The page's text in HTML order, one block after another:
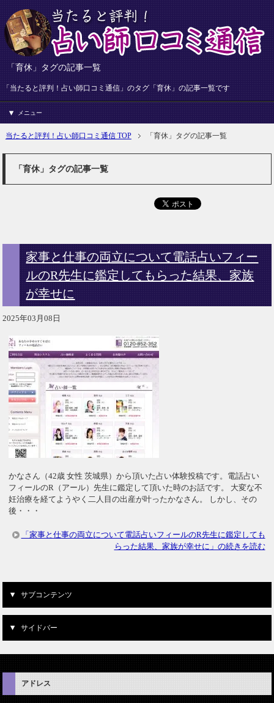
「育休」タグの記事一覧
「当たると評判！占い師口コミ通信」のタグ「育休」の記事一覧です
メニュー
当たると評判！占い師口コミ通信 TOP 「育休」タグの記事一覧
「育休」タグの記事一覧
家事と仕事の両立について電話占いフィー
ルのR先生に鑑定してもらった結果、家族
が幸せに
2025年03月08日
かなさん（42歳 女性 茨城県）から頂いた占い体験投稿です。電話占い
フィールのR（アール）先生に鑑定して頂いた時のお話です。 大変な不
妊治療を経てようやく二人目の出産が叶ったかなさん。 しかし、その
後・・・
「家事と仕事の両立について電話占いフィールのR先生に鑑定しても
らった結果、家族が幸せに」の続きを読む
サブコンテンツ
サイドバー
アドレス